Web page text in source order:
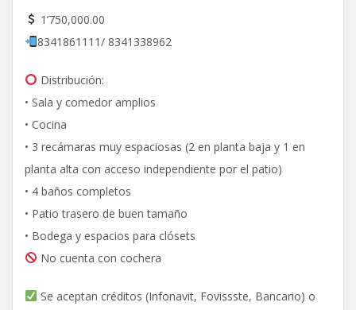
1’750,000.00
8341861111/ 8341338962
Distribución:
• Sala y comedor amplios
• Cocina
• 3 recámaras muy espaciosas (2 en planta baja y 1 en
planta alta con acceso independiente por el patio)
• 4 baños completos
• Patio trasero de buen tamaño
• Bodega y espacios para clósets
No cuenta con cochera
Se aceptan créditos (Infonavit, Fovissste, Bancario) o